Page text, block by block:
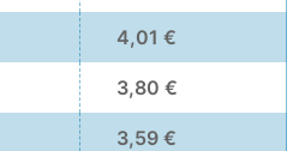
4,01 €
3,80 €
3,59 €